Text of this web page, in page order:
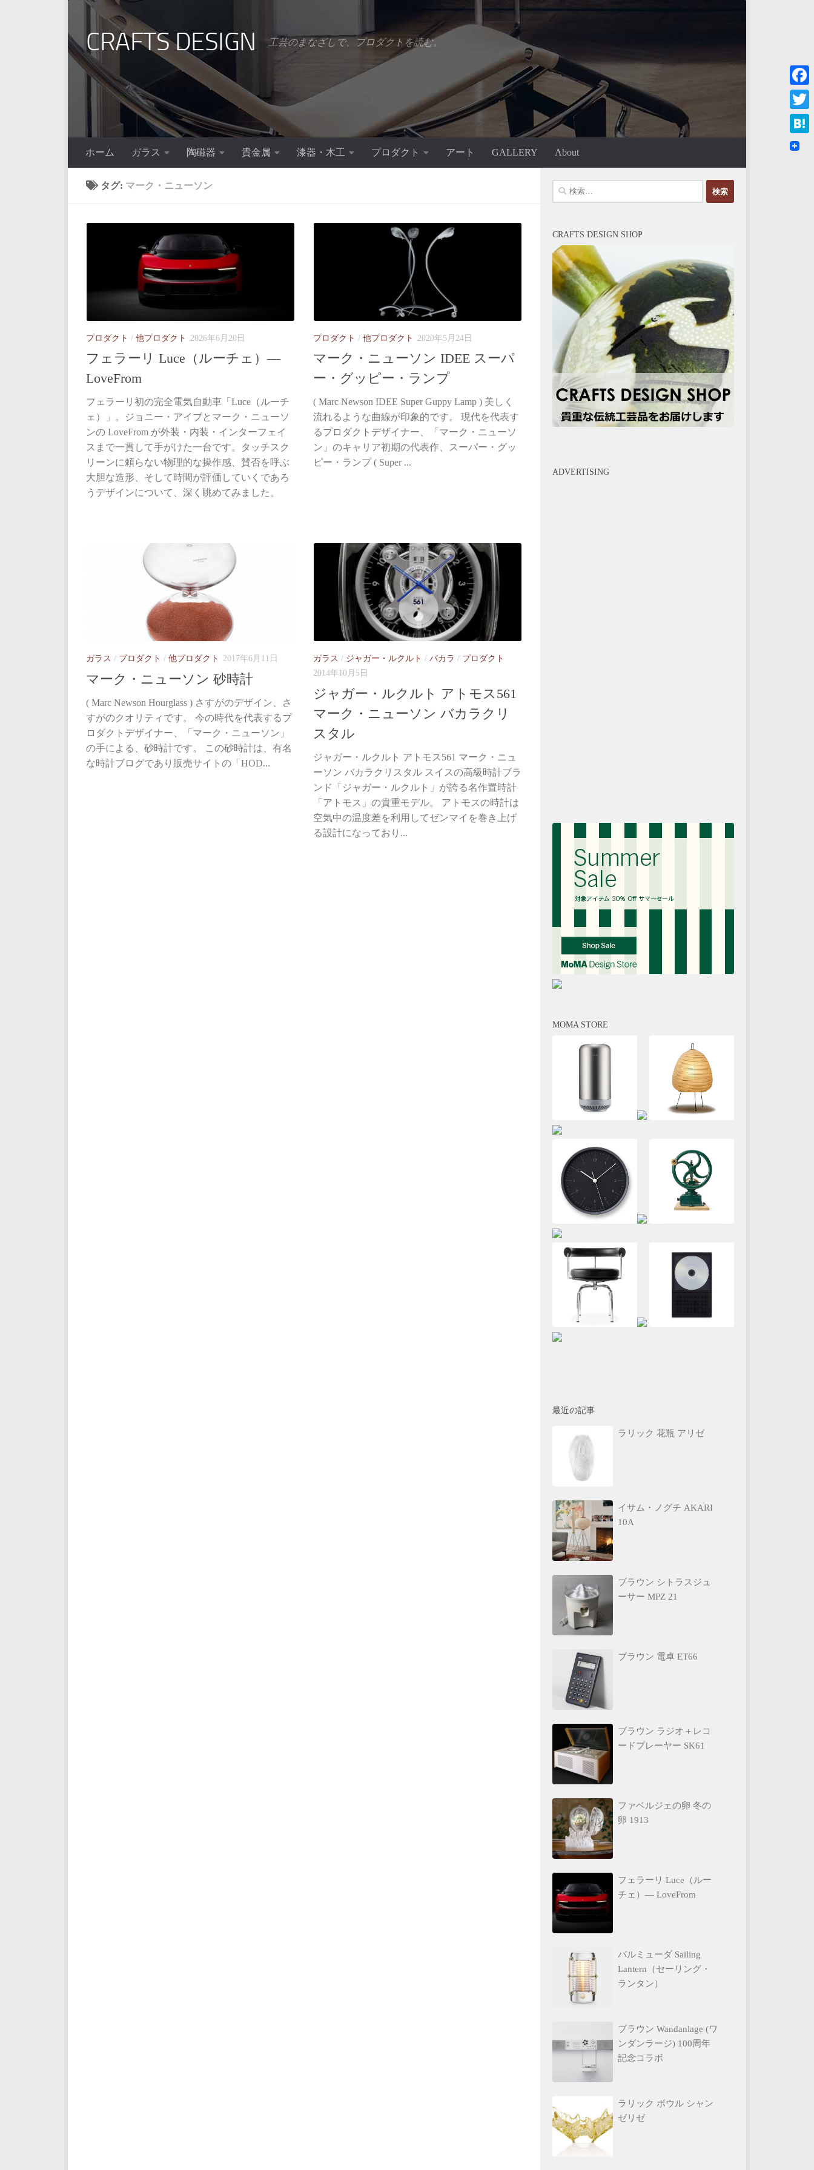
コンテンツへスキップ
CRAFTS DESIGN 工芸のまなざしで、プロダクトを読む。
ホーム ガラス 陶磁器 貴金属 漆器・木工 プロダクト アート GALLERY About
タグ: マーク・ニューソン
プロダクト / 他プロダクト 2026年6月20日
フェラーリ Luce（ルーチェ）—
LoveFrom
フェラーリ初の完全電気自動車「Luce（ルーチ
ェ）」。ジョニー・アイブとマーク・ニューソ
ンの LoveFrom が外装・内装・インターフェイ
スまで一貫して手がけた一台です。タッチスク
リーンに頼らない物理的な操作感、賛否を呼ぶ
大胆な造形、そして時間が評価していくであろ
うデザインについて、深く眺めてみました。
プロダクト / 他プロダクト 2020年5月24日
マーク・ニューソン IDEE スーパ
ー・グッピー・ランプ
( Marc Newson IDEE Super Guppy Lamp ) 美しく
流れるような曲線が印象的です。 現代を代表す
るプロダクトデザイナー、「マーク・ニューソ
ン」のキャリア初期の代表作、スーパー・グッ
ピー・ランプ ( Super ...
ガラス / プロダクト / 他プロダクト 2017年6月11日
マーク・ニューソン 砂時計
( Marc Newson Hourglass ) さすがのデザイン、さ
すがのクオリティです。 今の時代を代表するプ
ロダクトデザイナー、「マーク・ニューソン」
の手による、砂時計です。 この砂時計は、有名
な時計ブログであり販売サイトの「HOD...
ガラス / ジャガー・ルクルト / バカラ / プロダクト
2014年10月5日
ジャガー・ルクルト アトモス561
マーク・ニューソン バカラクリ
スタル
ジャガー・ルクルト アトモス561 マーク・ニュ
ーソン バカラクリスタル スイスの高級時計ブラ
ンド「ジャガー・ルクルト」が誇る名作置時計
「アトモス」の貴重モデル。 アトモスの時計は
空気中の温度差を利用してゼンマイを巻き上げ
る設計になっており...
検
索:
CRAFTS DESIGN SHOP
ADVERTISING
MOMA STORE
最近の記事
ラリック 花瓶 アリゼ
イサム・ノグチ AKARI
10A
ブラウン シトラスジュ
ーサー MPZ 21
ブラウン 電卓 ET66
ブラウン ラジオ＋レコ
ードプレーヤー SK61
ファベルジェの卵 冬の
卵 1913
フェラーリ Luce（ルー
チェ）— LoveFrom
バルミューダ Sailing
Lantern（セーリング・
ランタン）
ブラウン Wandanlage (ワ
ンダンラージ) 100周年
記念コラボ
ラリック ボウル シャン
ゼリゼ